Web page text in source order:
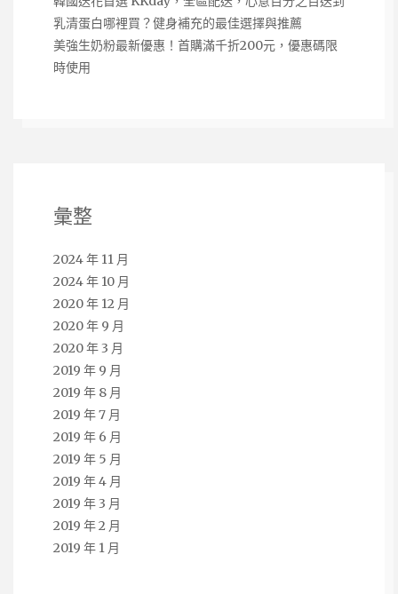
乳清蛋白哪裡買？健身補充的最佳選擇與推薦
美強生奶粉最新優惠！首購滿千折200元，優惠碼限
時使用
彙整
2024 年 11 月
2024 年 10 月
2020 年 12 月
2020 年 9 月
2020 年 3 月
2019 年 9 月
2019 年 8 月
2019 年 7 月
2019 年 6 月
2019 年 5 月
2019 年 4 月
2019 年 3 月
2019 年 2 月
2019 年 1 月